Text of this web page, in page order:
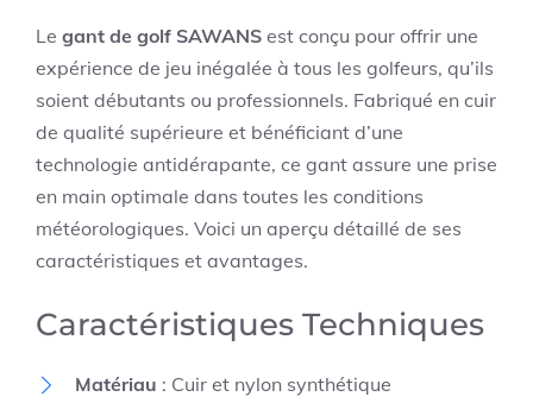
Le gant de golf SAWANS est conçu pour offrir une
expérience de jeu inégalée à tous les golfeurs, qu’ils
soient débutants ou professionnels. Fabriqué en cuir
de qualité supérieure et bénéficiant d’une
technologie antidérapante, ce gant assure une prise
en main optimale dans toutes les conditions
météorologiques. Voici un aperçu détaillé de ses
caractéristiques et avantages.
Caractéristiques Techniques
Matériau : Cuir et nylon synthétique